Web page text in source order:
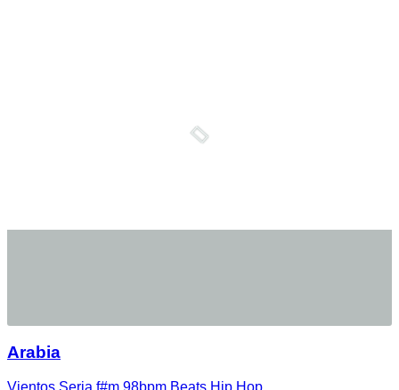
Arabia
Vientos Seria f#m 98bpm Beats Hip Hop